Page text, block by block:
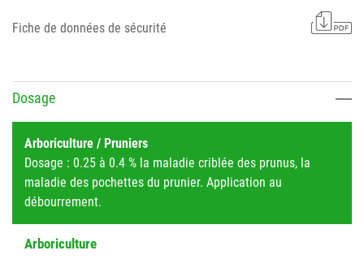
Fiche de données de sécurité
Dosage
Arboriculture / Pruniers
Dosage : 0.25 à 0.4 % la maladie criblée des prunus, la
maladie des pochettes du prunier. Application au
débourrement.
Arboriculture